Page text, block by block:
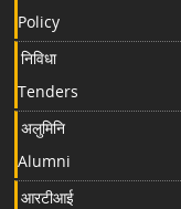
Policy
निविधा
Tenders
अलुमिनि
Alumni
आरटीआई